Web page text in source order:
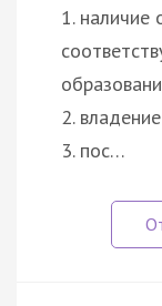
1. наличие
2.
3. пос…